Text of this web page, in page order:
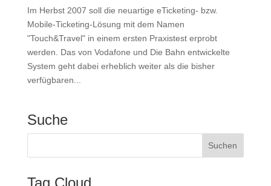
Im Herbst 2007 soll die neuartige eTicketing- bzw.
Mobile-Ticketing-Lösung mit dem Namen
"Touch&Travel" in einem ersten Praxistest erprobt
werden. Das von Vodafone und Die Bahn entwickelte
System geht dabei erheblich weiter als die bisher
verfügbaren...
Suche
Tag Cloud